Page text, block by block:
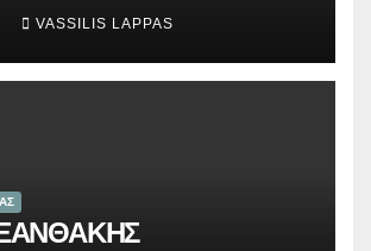
VASSILIS LAPPAS